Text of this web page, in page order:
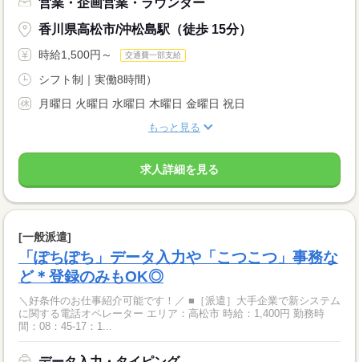
香川県高松市/沖松島駅（徒歩 15分）
時給1,500円～ 交通費一部支給
シフト制｜実働8時間）
月曜日 火曜日 水曜日 木曜日 金曜日 祝日
もっと見る
求人詳細を見る
[一般派遣]
「ぽちぽち」データ入力や「こつこつ」事務な
ど＊登録のみもOK◎
＼好条件のお仕事紹介可能です！／ ■［派遣］大手企業で新システム
に関する電話オペレーター エリア：高松市 時給：1,400円 勤務時
間：08：45-17：1...